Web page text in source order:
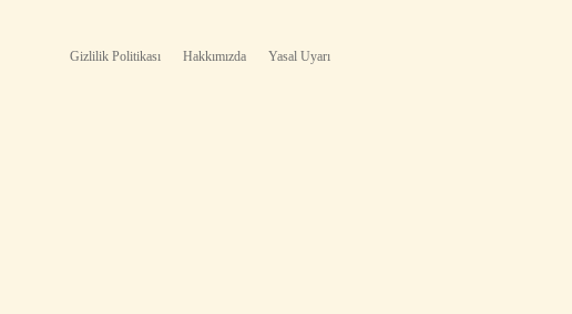
Gizlilik Politikası Hakkımızda Yasal Uyarı